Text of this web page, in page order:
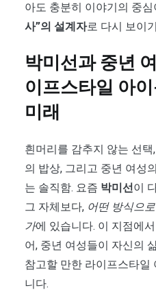
아도 충분히 이야기의 중심
사”의 설계자로 다시 보이
박미선과 중년
이프스타일 아
미래
흰머리를 감추지 않는 선
의 밥상, 그리고 중년 여성
는 솔직함. 요즘 박미선이
그 자체보다, 어떤 방식으
가에 있습니다. 이 지점에
어, 중년 여성들이 자신의
참고할 만한 라이프스타일
니다.